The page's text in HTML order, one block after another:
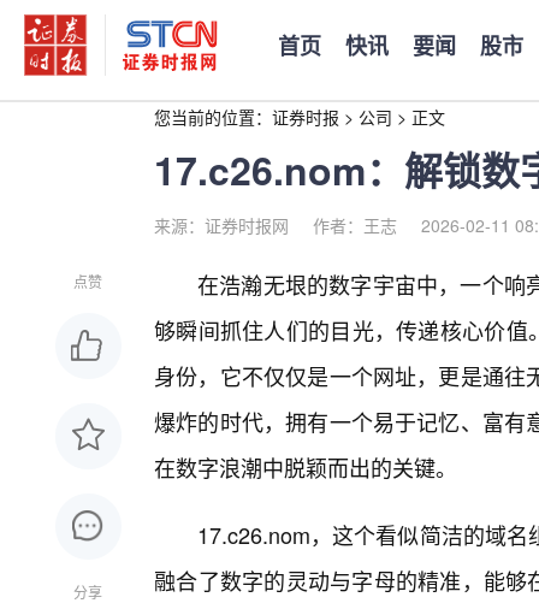
首页 快讯 要闻 股市
您当前的位置： 证券时报 > 公司 > 正文
17.c26.nom：解锁数
来源：证券时报网 作者：王志 2026-02-11
点赞
分享
在浩瀚无垠的数字宇宙中，一个响
够瞬间抓住人们的目光，传递核心价值
身份，它不仅仅是一个网址，更是通
爆炸的时代，拥有一个易于记忆、富
在数字浪潮中脱颖而出的关键。
17.c26.nom，这个看似简洁的域
融合了数字的灵动与字母的精准，能够